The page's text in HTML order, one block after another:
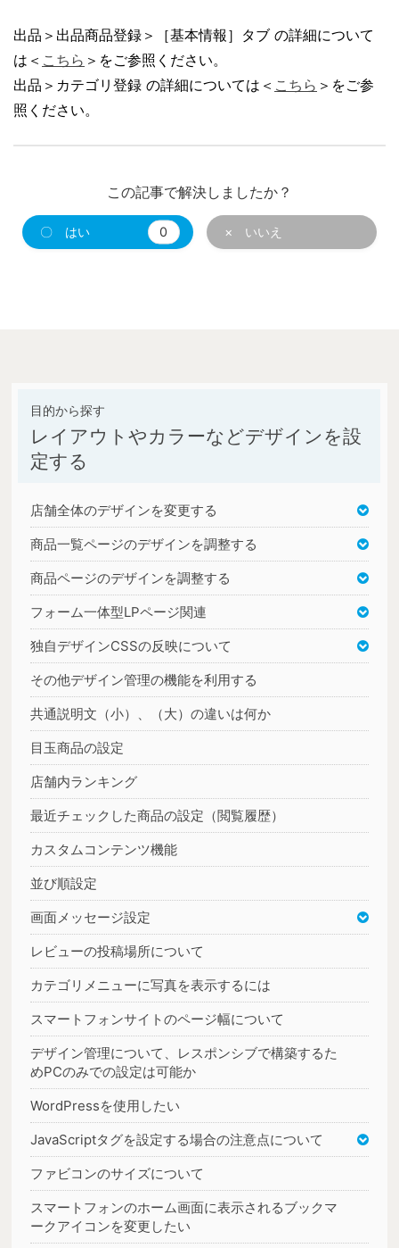
出品＞出品商品登録＞［基本情報］タブ の詳細について
は＜ こちら ＞をご参照ください。
出品＞カテゴリ登録 の詳細については＜ こちら ＞をご参
照ください。
この記事で解決しましたか？
〇 はい 0 × いいえ
レイアウトやカラーなどデザインを設
定する
店舗全体のデザインを変更する
商品一覧ページのデザインを調整する
商品ページのデザインを調整する
フォーム一体型LPページ関連
独自デザインCSSの反映について
その他デザイン管理の機能を利用する
共通説明文（小）、（大）の違いは何か
目玉商品の設定
店舗内ランキング
最近チェックした商品の設定（閲覧履歴）
カスタムコンテンツ機能
並び順設定
画面メッセージ設定
レビューの投稿場所について
カテゴリメニューに写真を表示するには
スマートフォンサイトのページ幅について
デザイン管理について、レスポンシブで構築するた
めPCのみでの設定は可能か
WordPressを使用したい
JavaScriptタグを設定する場合の注意点について
ファビコンのサイズについて
スマートフォンのホーム画面に表示されるブックマ
ークアイコンを変更したい